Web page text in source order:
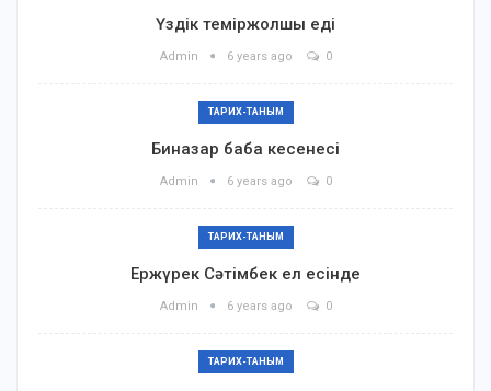
Үздік теміржолшы еді
Admin 6 years ago 0
ТАРИХ-ТАНЫМ
Биназар баба кесенесі
Admin 6 years ago 0
ТАРИХ-ТАНЫМ
Ержүрек Сәтімбек ел есінде
Admin 6 years ago 0
ТАРИХ-ТАНЫМ